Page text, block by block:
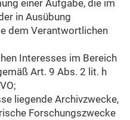
einer Aufgabe, die im
in Ausübung
dem Verantwortlichen
Interesses im Bereich
Art. 9 Abs. 2 lit. h
liegende Archivzwecke,
Forschungszwecke